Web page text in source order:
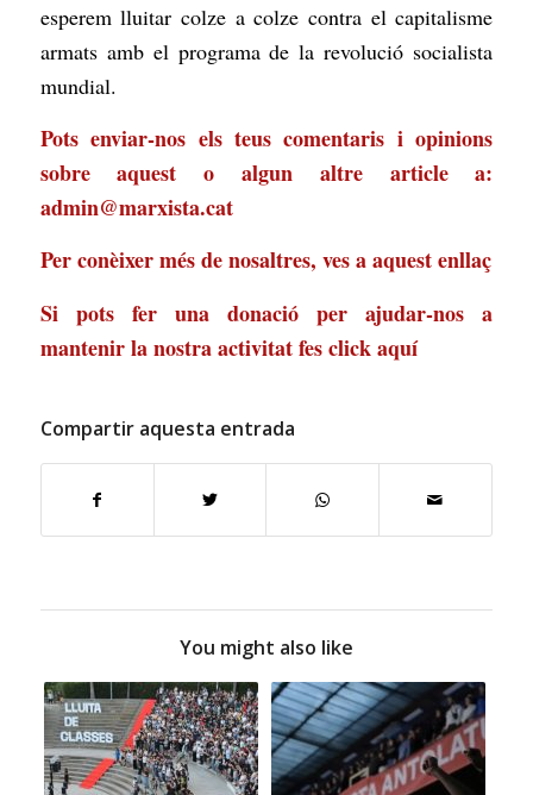
esperem lluitar colze a colze contra el capitalisme
armats amb el programa de la revolució socialista
mundial.
Pots enviar-nos els teus comentaris i opinions
sobre aquest o algun altre article a:
admin@marxista.cat
Per conèixer més de nosaltres, ves aaquest enllaç
Si pots fer una donació per ajudar-nos a
mantenir la nostra activitatfes click aquí
Compartir aquesta entrada
You might also like